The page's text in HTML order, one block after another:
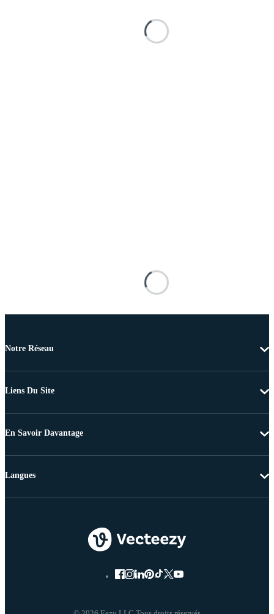
Notre Réseau
Liens Du Site
En Savoir Davantage
Langues